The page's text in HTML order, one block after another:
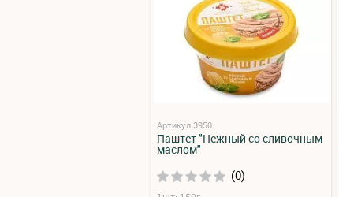
Артикул:3950
Паштет "Нежный со сливочным
маслом"
(0)